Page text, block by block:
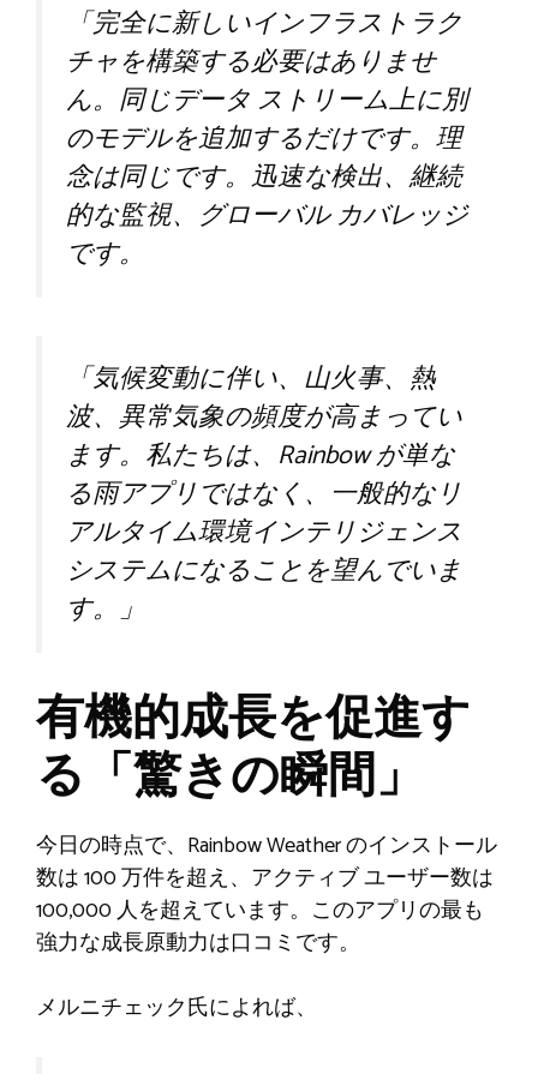
「完全に新しいインフラストラク
チャを構築する必要はありませ
ん。同じデータ ストリーム上に別
のモデルを追加するだけです。理
念は同じです。迅速な検出、継続
的な監視、グローバル カバレッジ
です。
「気候変動に伴い、山火事、熱
波、異常気象の頻度が高まってい
ます。私たちは、Rainbow が単な
る雨アプリではなく、一般的なリ
アルタイム環境インテリジェンス
システムになることを望んでいま
す。」
有機的成長を促進す
る「驚きの瞬間」
今日の時点で、Rainbow Weather のインストール
数は 100 万件を超え、アクティブ ユーザー数は
100,000 人を超えています。このアプリの最も
強力な成長原動力は口コミです。
メルニチェック氏によれば、